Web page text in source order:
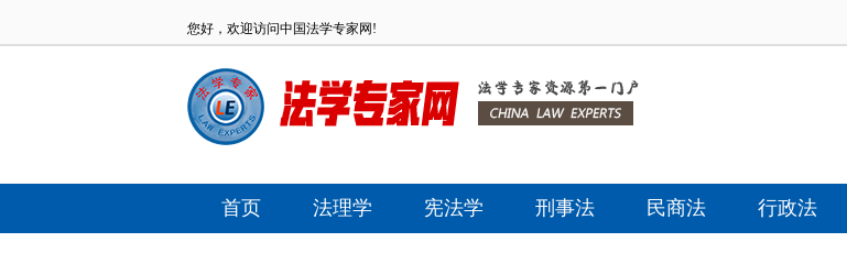
您好，欢迎访问中国法学专家网!
首页 法理学 宪法学 刑事法 民商法 行政法